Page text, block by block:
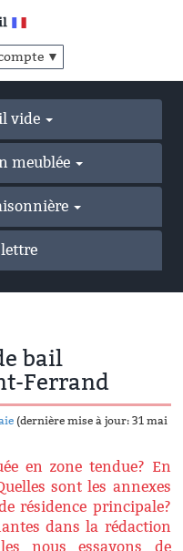
▼
vide
meublée
lettre
bail
Ferrand
(dernière mise à jour: 31 mai
en zone tendue? En
sont les annexes
résidence principale?
dans la rédaction
nous essayons de